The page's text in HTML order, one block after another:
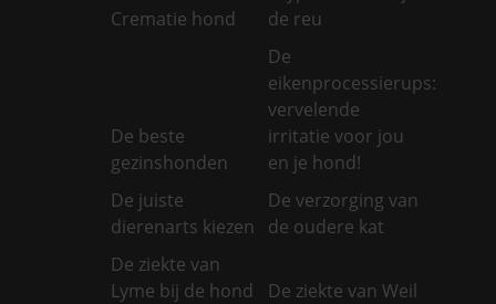
Crematie hond
de reu
De beste
gezinshonden
De
eikenprocessierups:
vervelende
irritatie voor jou
en je hond!
De juiste
dierenarts kiezen
De verzorging van
de oudere kat
De ziekte van
Lyme bij de hond
De ziekte van Weil